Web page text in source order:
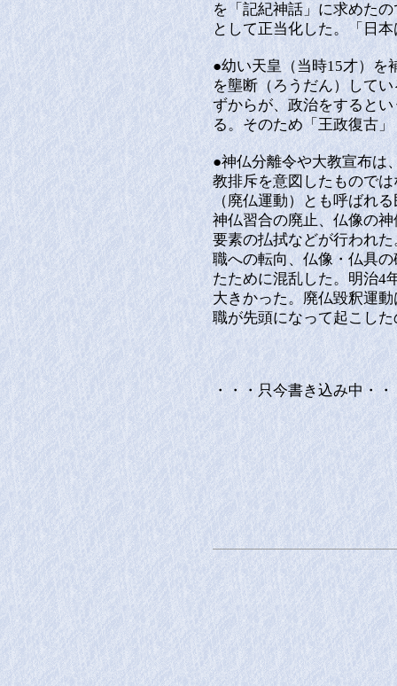
を「記紀神話」に求めた
として正当化した。「日
●幼い天皇（当時15才）
を壟断（ろうだん）して
ずからが、政治をすると
る。そのため「王政復古
●神仏分離令や大教宣布は
教排斥を意図したもので
（廃仏運動）とも呼ばれ
神仏習合の廃止、仏像の
要素の払拭などが行われ
職への転向、仏像・仏具
たために混乱した。明治4
大きかった。廃仏毀釈運
職が先頭になって起こし
・・・只今書き込み中・・